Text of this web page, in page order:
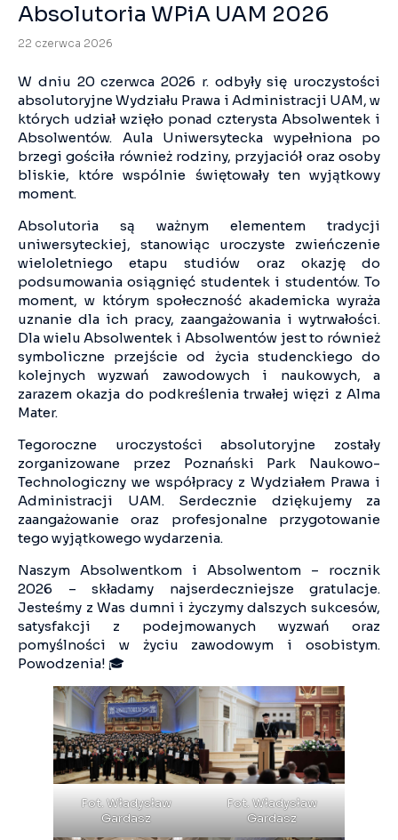
Absolutoria WPiA UAM 2026
22 czerwca 2026
W dniu 20 czerwca 2026 r. odbyły się uroczystości
absolutoryjne Wydziału Prawa i Administracji UAM, w
których udział wzięło ponad czterysta Absolwentek i
Absolwentów. Aula Uniwersytecka wypełniona po
brzegi gościła również rodziny, przyjaciół oraz osoby
bliskie, które wspólnie świętowały ten wyjątkowy
moment.
Absolutoria są ważnym elementem tradycji
uniwersyteckiej, stanowiąc uroczyste zwieńczenie
wieloletniego etapu studiów oraz okazję do
podsumowania osiągnięć studentek i studentów. To
moment, w którym społeczność akademicka wyraża
uznanie dla ich pracy, zaangażowania i wytrwałości.
Dla wielu Absolwentek i Absolwentów jest to również
symboliczne przejście od życia studenckiego do
kolejnych wyzwań zawodowych i naukowych, a
zarazem okazja do podkreślenia trwałej więzi z Alma
Mater.
Tegoroczne uroczystości absolutoryjne zostały
zorganizowane przez Poznański Park Naukowo-
Technologiczny we współpracy z Wydziałem Prawa i
Administracji UAM. Serdecznie dziękujemy za
zaangażowanie oraz profesjonalne przygotowanie
tego wyjątkowego wydarzenia.
Naszym Absolwentkom i Absolwentom – rocznik
2026 – składamy najserdeczniejsze gratulacje.
Jesteśmy z Was dumni i życzymy dalszych sukcesów,
satysfakcji z podejmowanych wyzwań oraz
pomyślności w życiu zawodowym i osobistym.
Powodzenia! 🎓
Fot. Władysław
Gardasz
Fot. Władysław
Gardasz